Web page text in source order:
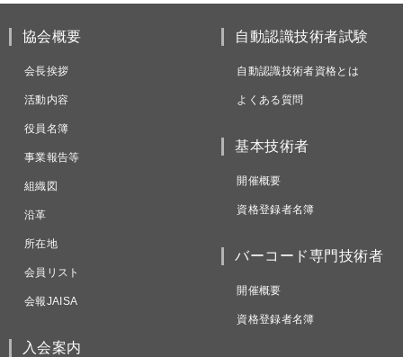
協会概要
会長挨拶
活動内容
役員名簿
事業報告等
組織図
沿革
所在地
会員リスト
会報JAISA
入会案内
自動認識技術者試験
自動認識技術者資格とは
よくある質問
基本技術者
開催概要
資格登録者名簿
バーコード専門技術者
開催概要
資格登録者名簿